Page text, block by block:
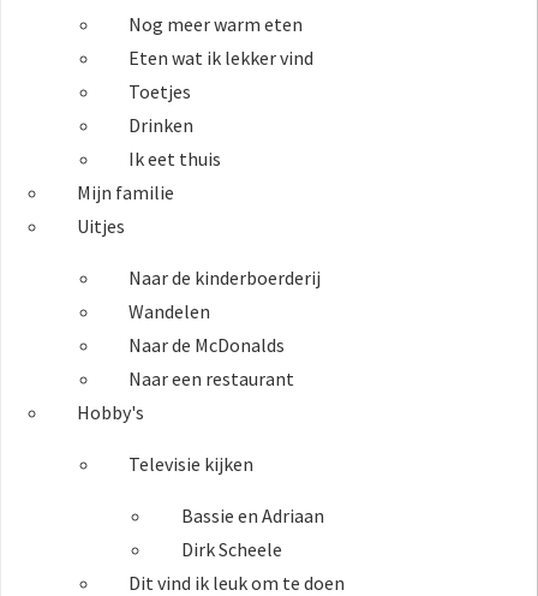
Nog meer warm eten
Eten wat ik lekker vind
Toetjes
Drinken
Ik eet thuis
Mijn familie
Uitjes
Naar de kinderboerderij
Wandelen
Naar de McDonalds
Naar een restaurant
Hobby's
Televisie kijken
Bassie en Adriaan
Dirk Scheele
Dit vind ik leuk om te doen